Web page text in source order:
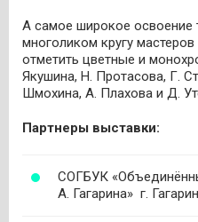
А самое широкое освоение
многоликом кругу
отметить цветные и
Якушина, Н. Протасова, Г.
Шмохина, А. Плахова и Д.
Партнеры выставки:
СОГБУК
А. Гагарина» г.